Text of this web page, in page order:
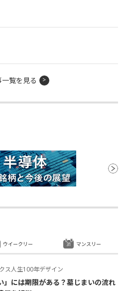
覧を見る
ス人生100年デザイン
」には期限がある？墓じまいの流れ
ウイークリー マンスリー